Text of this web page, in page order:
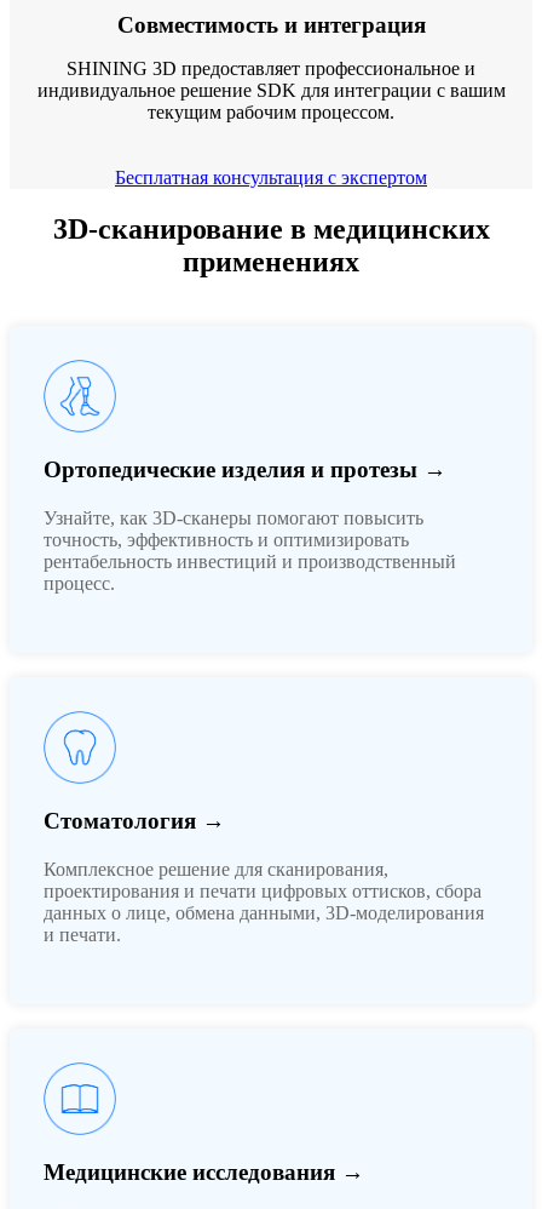
Совместимость и интеграция
SHINING 3D предоставляет профессиональное и
индивидуальное решение SDK для интеграции с вашим
текущим рабочим процессом.
Бесплатная консультация с экспертом
3D-сканирование в медицинских
применениях
Ортопедические изделия и протезы →
Узнайте, как 3D-сканеры помогают повысить
точность, эффективность и оптимизировать
рентабельность инвестиций и производственный
процесс.
Стоматология →
Комплексное решение для сканирования,
проектирования и печати цифровых оттисков, сбора
данных о лице, обмена данными, 3D-моделирования
и печати.
Медицинские исследования →